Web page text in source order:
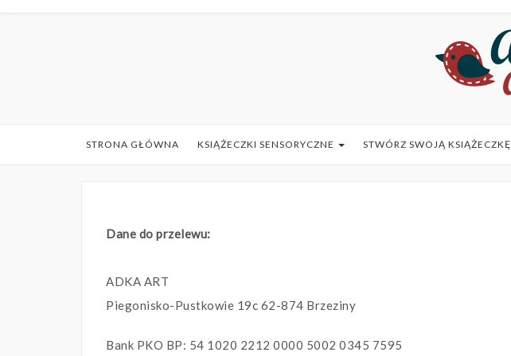
STRONA GŁÓWNA KSIĄŻECZKI SENSORYCZNE STWÓRZ SWOJĄ KSIĄŻECZKĘ
Dane do przelewu:
ADKA ART
Piegonisko-Pustkowie 19c 62-874 Brzeziny
Bank PKO BP: 54 1020 2212 0000 5002 0345 7595